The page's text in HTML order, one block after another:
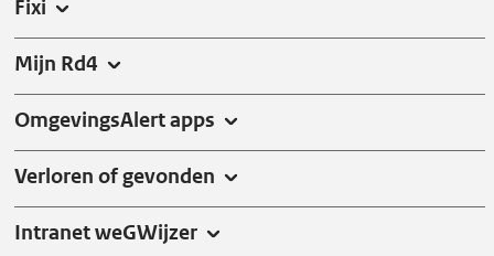
n
Fixi
Mijn Rd4
OmgevingsAlert apps
Verloren of gevonden
Intranet weGWijzer